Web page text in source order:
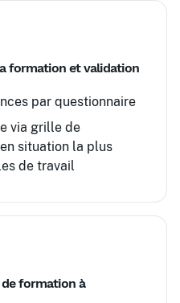
formation et validation
par questionnaire
via grille de
situation la plus
de travail
formation à